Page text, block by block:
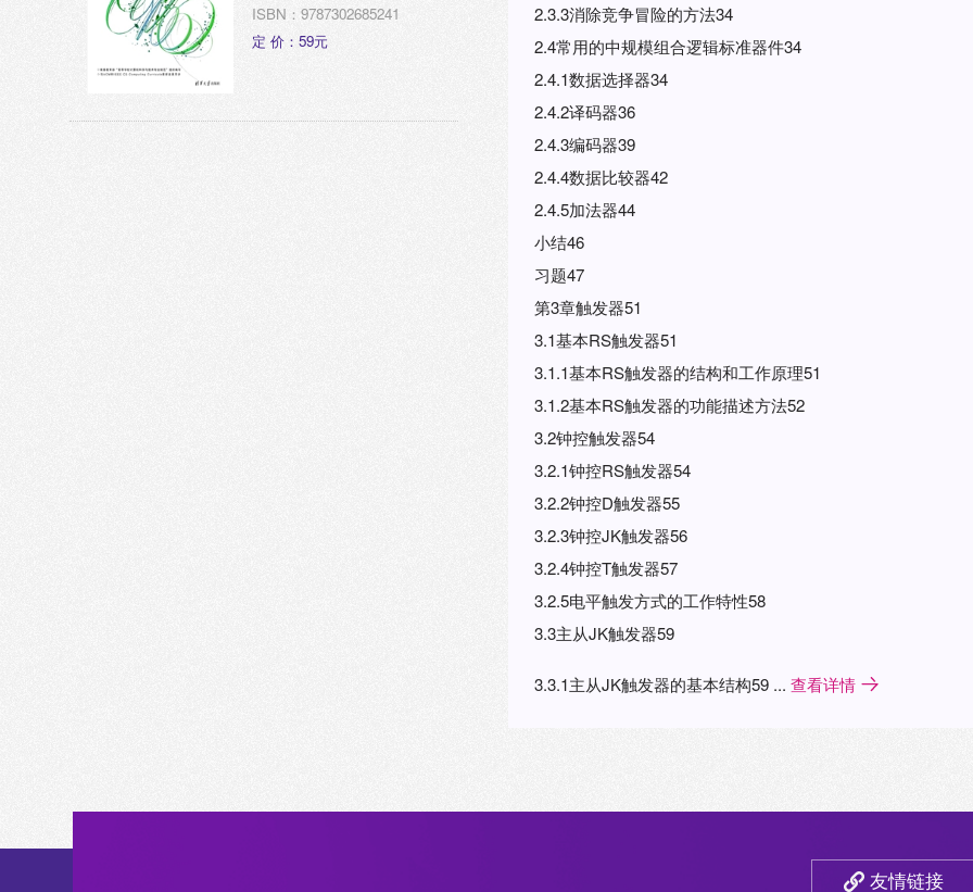
2.3.3消除竞争冒险的方法34
2.4常用的中规模组合逻辑标准器件34
2.4.1数据选择器34
2.4.2译码器36
2.4.3编码器39
2.4.4数据比较器42
2.4.5加法器44
小结46
习题47
第3章触发器51
3.1基本RS触发器51
3.1.1基本RS触发器的结构和工作原理51
3.1.2基本RS触发器的功能描述方法52
3.2钟控触发器54
3.2.1钟控RS触发器54
3.2.2钟控D触发器55
3.2.3钟控JK触发器56
3.2.4钟控T触发器57
3.2.5电平触发方式的工作特性58
3.3主从JK触发器59
3.3.1主从JK触发器的基本结构59 ... 查看详情
ISBN：9787302685241
定 价：59元
友情链接